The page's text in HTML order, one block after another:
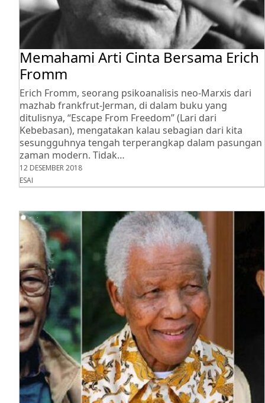
Memahami Arti Cinta Bersama Erich
Fromm
Erich Fromm, seorang psikoanalisis neo-Marxis dari
mazhab frankfrut-Jerman, di dalam buku yang
ditulisnya, “Escape From Freedom” (Lari dari
Kebebasan), mengatakan kalau sebagian dari kita
sesungguhnya tengah terperangkap dalam pasungan
zaman modern. Tidak…
12 DESEMBER 2018
ESAI